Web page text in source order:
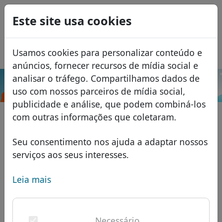
Este site usa cookies
Usamos cookies para personalizar conteúdo e
anúncios, fornecer recursos de mídia social e
analisar o tráfego. Compartilhamos dados de
uso com nossos parceiros de mídia social,
publicidade e análise, que podem combiná-los
com outras informações que coletaram.
Seu consentimento nos ajuda a adaptar nossos
serviços aos seus interesses.
Leia mais
Domínios
Banco de dados de domínios
domínios africanos
domínios asiáticos
domínios europeus
Lista de preços
Descontos
Transferir
Pesquisar
Serviços
FAQ
USD
EUR
GBP
Español
Français
Italiano
Română
Eesti
.rw Pesquisar